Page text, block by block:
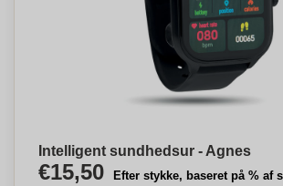
Intelligent sundhedsur - Agnes
€15,50 Efter stykke, baseret på % af